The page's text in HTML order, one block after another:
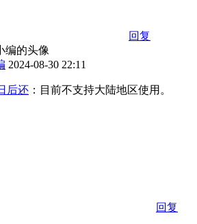
回复
2024-08-30 22:11
后还 ： 目前不支持大陆地区使用。
回复